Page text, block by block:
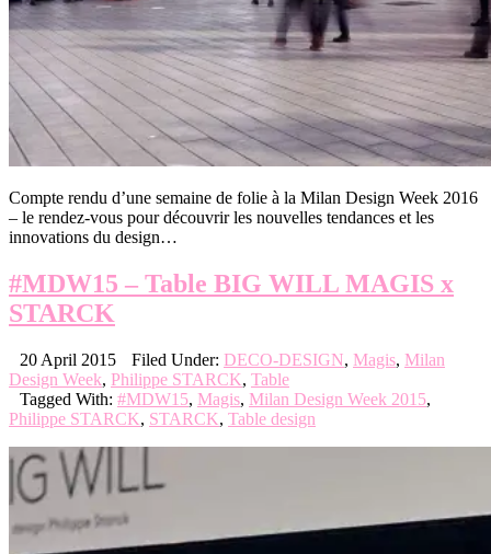
Compte rendu d’une semaine de folie à la Milan Design Week 2016
– le rendez-vous pour découvrir les nouvelles tendances et les
innovations du design…
#MDW15 – Table BIG WILL MAGIS x
STARCK
20 April 2015 Filed Under: DECO-DESIGN, Magis, Milan
Design Week, Philippe STARCK, Table
Tagged With: #MDW15, Magis, Milan Design Week 2015,
Philippe STARCK, STARCK, Table design